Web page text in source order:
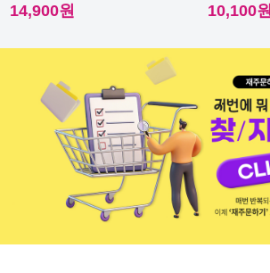
14,900원 10,100원